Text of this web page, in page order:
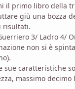
il primo libro della
giù una bozza
risultati.
3/ Ladro 4/
non si è
sue caratteristiche
massimo